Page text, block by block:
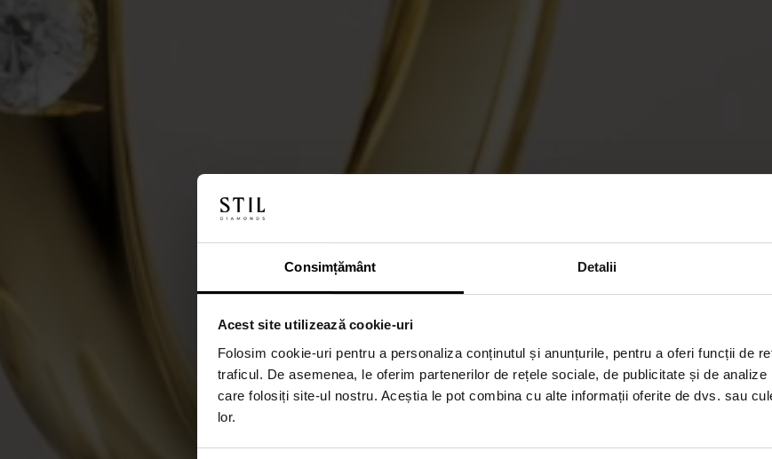
Consimțământ Detalii
Acest site utilizează cookie-uri
Folosim cookie-uri pentru a personaliza conținutul și anunțurile, pentru a oferi funcții de
traficul. De asemenea, le oferim partenerilor de rețele sociale, de publicitate și de
care folosiți site-ul nostru. Aceștia le pot combina cu alte informații oferite de dvs. sau
lor.